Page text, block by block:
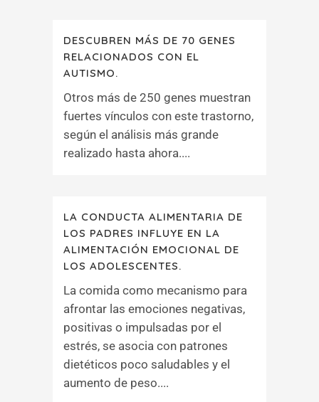
DESCUBREN MÁS DE 70 GENES
RELACIONADOS CON EL
AUTISMO.
Otros más de 250 genes muestran
fuertes vínculos con este trastorno,
según el análisis más grande
realizado hasta ahora....
LA CONDUCTA ALIMENTARIA DE
LOS PADRES INFLUYE EN LA
ALIMENTACIÓN EMOCIONAL DE
LOS ADOLESCENTES.
La comida como mecanismo para
afrontar las emociones negativas,
positivas o impulsadas por el
estrés, se asocia con patrones
dietéticos poco saludables y el
aumento de peso....